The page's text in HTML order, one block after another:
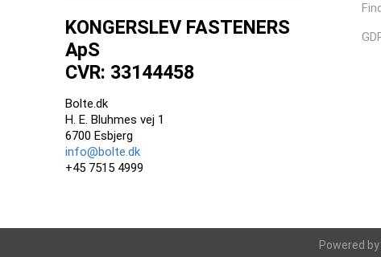
KONGERSLEV FASTENERS
ApS
CVR: 33144458
Bolte.dk
H. E. Bluhmes vej 1
6700 Esbjerg
info@bolte.dk
+45 7515 4999
Powered by